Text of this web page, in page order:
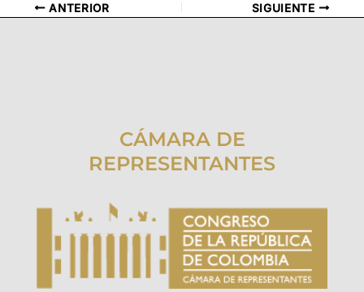
ANTERIOR SIGUIENTE
CÁMARA DE
REPRESENTANTES